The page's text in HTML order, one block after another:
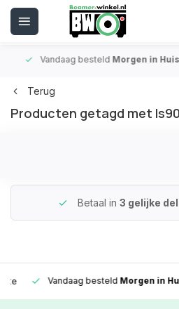
Vandaag besteldMorgen in Huis*
Terug
Producten getagd met
Betaal in 3 gelijke
Vandaag besteldMorgen in Huis*